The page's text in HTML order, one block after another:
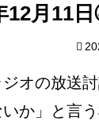
12月11
オの放送
いか」と言